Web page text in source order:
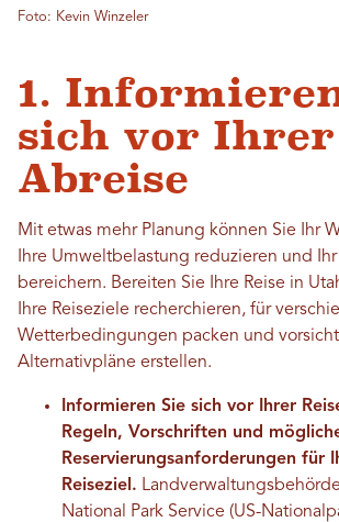
Foto: Kevin Winzeler
1.
sich vor Ihrer
Abreise
Mit etwas mehr Planung können Sie Ihr
Ihre Umweltbelastung reduzieren und
bereichern. Bereiten Sie Ihre Reise in
Ihre Reiseziele recherchieren, für
Wetterbedingungen packen und
Alternativpläne erstellen.
Informieren Sie sich vor Ihrer
Regeln, Vorschriften und
Reservierungsanforderungen für
Reiseziel.
National Park Service (US-